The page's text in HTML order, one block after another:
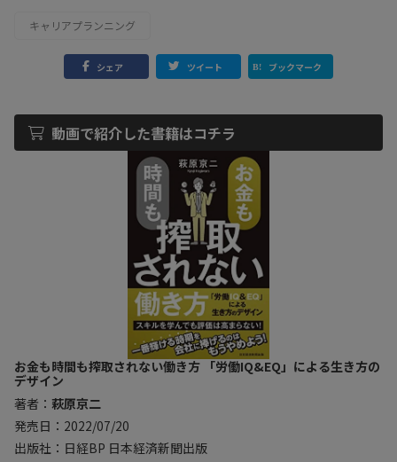
キャリアプランニング
シェア ツイート ブックマーク
動画で紹介した書籍はコチラ
お金も時間も搾取されない働き方 「労働IQ&EQ」による生き方の
デザイン
著者： 萩原京二
発売日：2022/07/20
出版社：日経BP 日本経済新聞出版